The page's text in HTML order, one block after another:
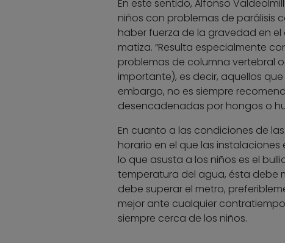
En este sentido, Alfonso
niños con problemas de parálisis
haber fuerza de la gravedad en el
matiza. “Resulta especialmente
problemas de columna vertebral
importante), es decir, aquellos
embargo, no es siempre
desencadenadas por hongos o
En cuanto a las condiciones de
horario en el que las
lo que asusta a los niños es el
temperatura del agua, ésta debe
debe superar el metro,
mejor ante cualquier
siempre cerca de los niños.